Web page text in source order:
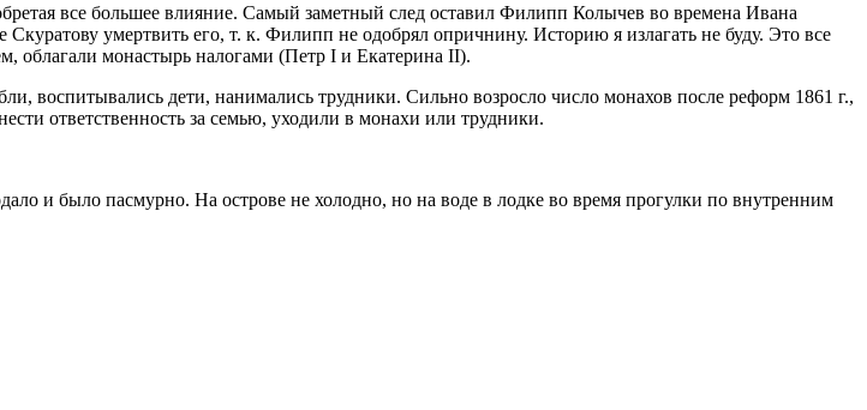
все большее влияние. Самый заметный след оставил Филипп Колычев во времена Ивана
умертвить его, т. к. Филипп не одобрял опричнину. Историю я излагать не буду. Это все
облагали монастырь налогами (Петр I и Екатерина II).
воспитывались дети, нанимались трудники. Сильно возросло число монахов после реформ 1861 г.,
ответственность за семью, уходили в монахи или трудники.
и было пасмурно. На острове не холодно, но на воде в лодке во время прогулки по внутренним